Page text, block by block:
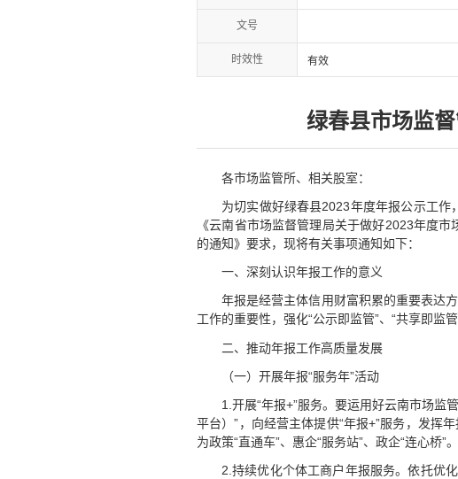
文号
时效性 有效
绿春县市场监
各市场监管所、相关股室：
为切实做好绿春县2023年度年报公示工
《云南省市场监督管理局关于做好2023年度
的通知》要求，现将有关事项通知如下：
一、深刻认识年报工作的意义
年报是经营主体信用财富积累的重要表达
工作的重要性，强化“公示即监管”、“共享即监
二、推动年报工作高质量发展
（一）开展年报“服务年”活动
1.开展“年报+”服务。要运用好云南市场监
平台）”，向经营主体提供“年报+”服务，发挥
为政策“直通车”、惠企“服务站”、政企“连心桥
2.持续优化个体工商户年报服务。依托优